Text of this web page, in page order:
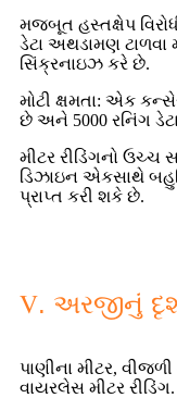
મજબૂત હસ્તક્ષેપ
ડેટા અથડામણ
સિંક્રનાઇઝ કરે છે.
મોટી ક્ષમતા: એક
છે અને 5000 રનિંગ
મીટર રીડિંગનો ઉચ્ચ
ડિઝાઇન એકસાથે
પ્રાપ્ત કરી શકે છે.
Ⅴ. અરજીનું
પાણીના મીટર,
વાયરલેસ મીટર રીડિંગ.